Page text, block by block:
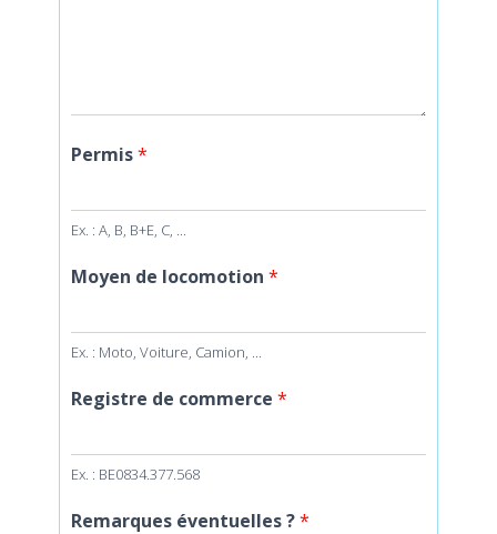
Permis*
Ex. : A, B, B+E, C, ...
Moyen de locomotion *
Ex. : Moto, Voiture, Camion, ...
Registre de commerce *
Ex. : BE0834.377.568
Remarques éventuelles ?*